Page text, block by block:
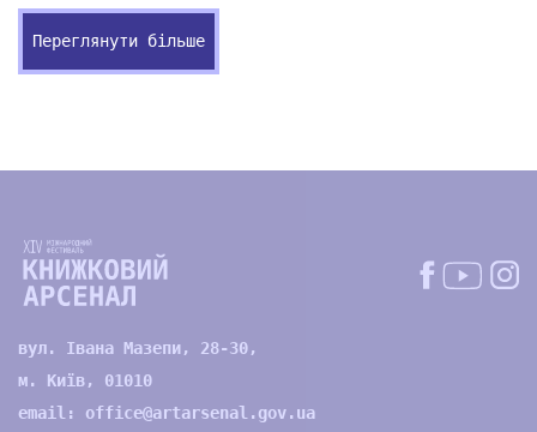
Переглянути більше
вул. Івана Мазепи, 28-30,
м. Київ, 01010
email: office@artarsenal.gov.ua